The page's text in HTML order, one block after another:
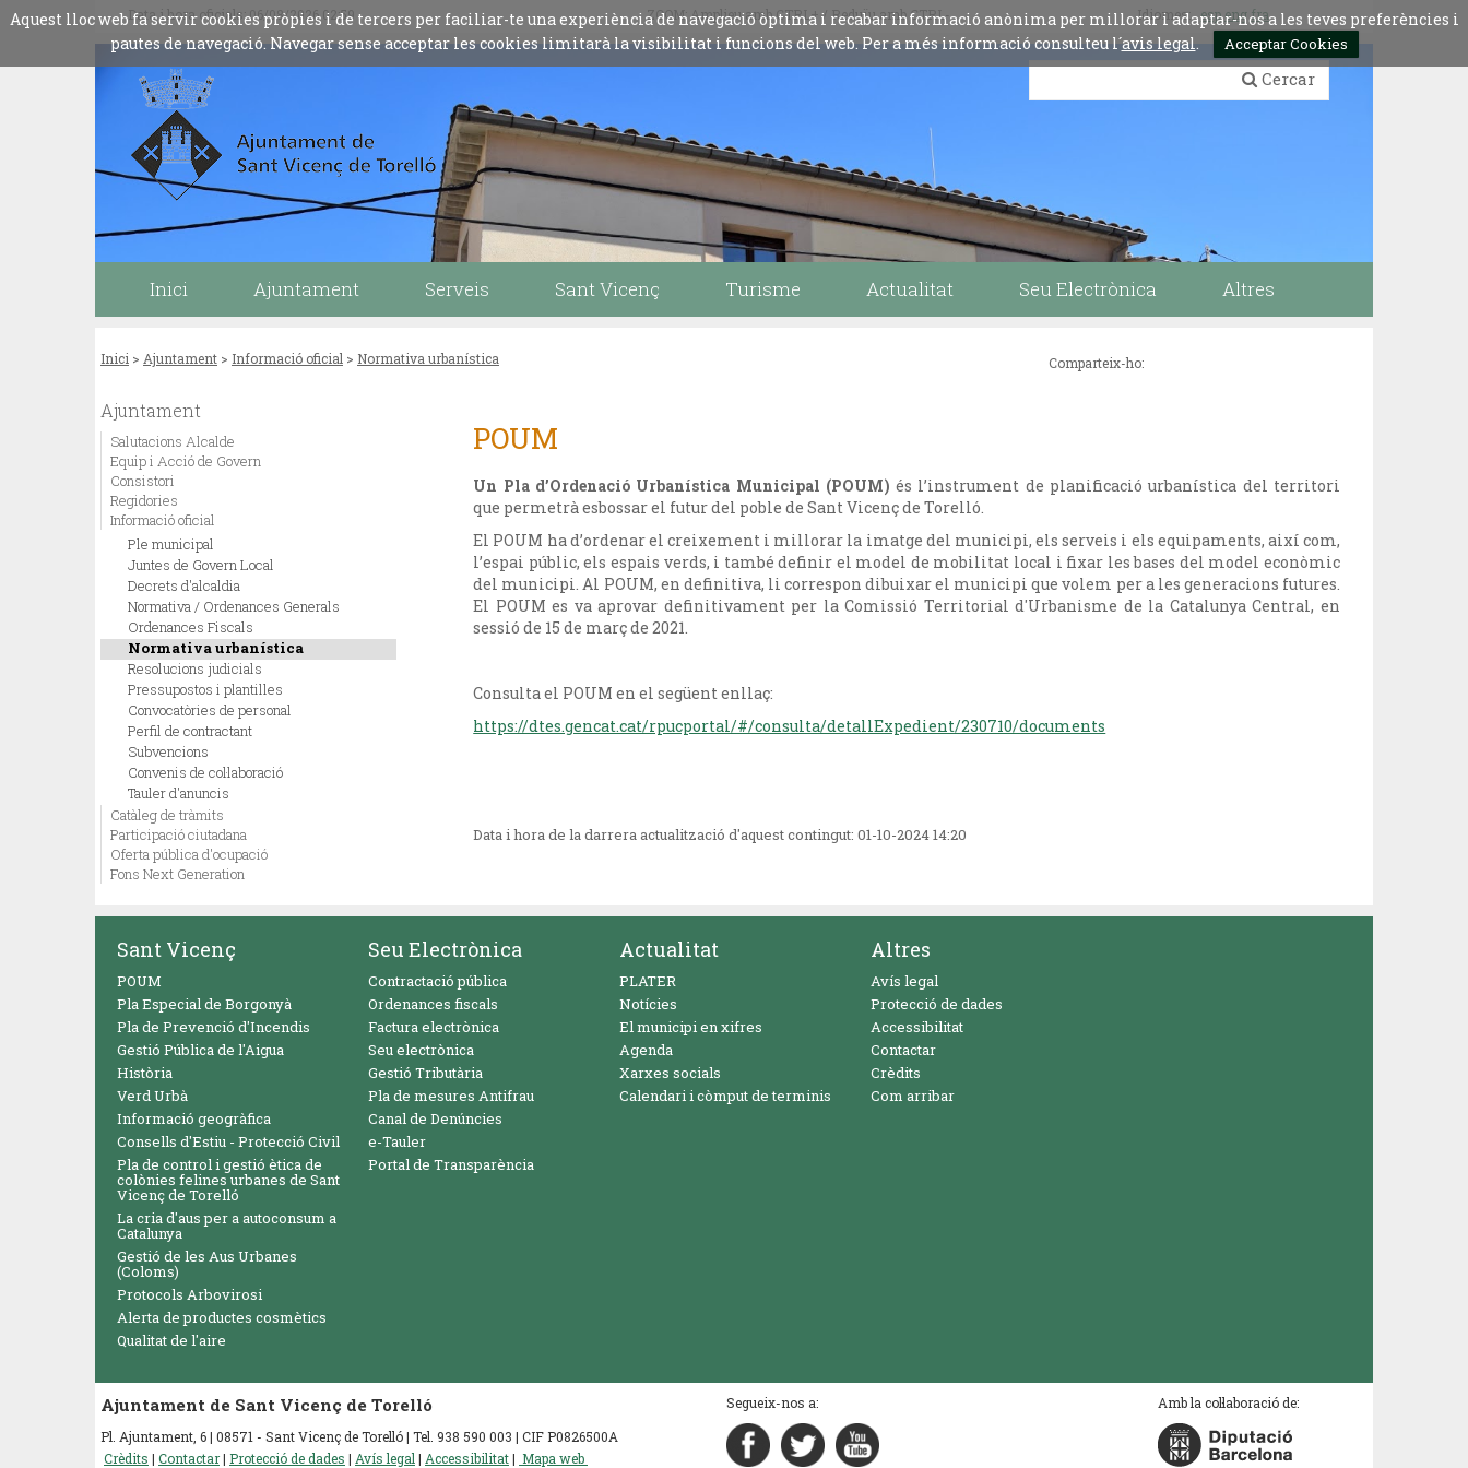
Aquest lloc web fa servir cookies pròpies i de tercers per faciliar-te una experiència de navegació òptima i recabar informació anònima per millorar i adaptar-nos a les teves preferències i
pautes de navegació. Navegar sense acceptar les cookies limitarà la visibilitat i funcions del web. Per a més informació consulteu l´avis legal. Acceptar Cookies
Data i hora oficials: 06/08/2026 02:59 ZOOM: Amplieu amb CTRL+ / Reduïu amb CTRL- Idiomes:esp engfra
Cercar
Inici Ajuntament Serveis Sant Vicenç Turisme Actualitat Seu Electrònica Altres
Inici > Ajuntament > Informació oficial > Normativa urbanística Comparteix-ho:
Ajuntament
Salutacions Alcalde
Equip i Acció de Govern
Consistori
Regidories
Informació oficial
Ple municipal
Juntes de Govern Local
Decrets d'alcaldia
Normativa / Ordenances Generals
Ordenances Fiscals
Normativa urbanística
Resolucions judicials
Pressupostos i plantilles
Convocatòries de personal
Perfil de contractant
Subvencions
Convenis de col·laboració
Tauler d'anuncis
Catàleg de tràmits
Participació ciutadana
Oferta pública d'ocupació
Fons Next Generation
POUM
Un Pla d’Ordenació Urbanística Municipal (POUM)és l’instrument de planificació urbanística del territori
que permetrà esbossar el futur del poble de Sant Vicenç de Torelló.
El POUM ha d’ordenar el creixement i millorar la imatge del municipi, els serveis i els equipaments, així com,
l’espai públic, els espais verds, i també definir el model de mobilitat local i fixar les bases del model econòmic
del municipi. Al POUM, en definitiva, li correspon dibuixar el municipi que volem per a les generacions futures.
El POUM es va aprovar definitivament per la Comissió Territorial d'Urbanisme de la Catalunya Central, en
sessió de 15 de març de 2021.
Consulta el POUM en el següent enllaç:
https://dtes.gencat.cat/rpucportal/#/consulta/detallExpedient/230710/documents
Data i hora de la darrera actualització d'aquest contingut:01-10-2024 14:20
Sant Vicenç
POUM
Pla Especial de Borgonyà
Pla de Prevenció d'Incendis
Gestió Pública de l'Aigua
Història
Verd Urbà
Informació geogràfica
Consells d'Estiu - Protecció Civil
Pla de control i gestió ètica de
colònies felines urbanes de Sant
Vicenç de Torelló
La cria d'aus per a autoconsum a
Catalunya
Gestió de les Aus Urbanes
(Coloms)
Protocols Arbovirosi
Alerta de productes cosmètics
Qualitat de l'aire
Seu Electrònica
Contractació pública
Ordenances fiscals
Factura electrònica
Seu electrònica
Gestió Tributària
Pla de mesures Antifrau
Canal de Denúncies
e-Tauler
Portal de Transparència
Actualitat
PLATER
Notícies
El municipi en xifres
Agenda
Xarxes socials
Calendari i còmput de terminis
Altres
Avís legal
Protecció de dades
Accessibilitat
Contactar
Crèdits
Com arribar
Ajuntament de Sant Vicenç de Torelló
Pl. Ajuntament, 6 | 08571 - Sant Vicenç de Torelló | Tel. 938 590 003 | CIF P0826500A
Crèdits | Contactar| Protecció de dades | Avís legal | Accessibilitat| Mapa web
Segueix-nos a: Amb la col·laboració de: